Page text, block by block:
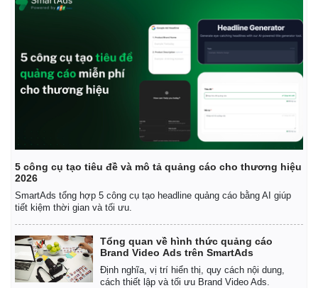
5 công cụ tạo tiêu đề và mô tả quảng cáo cho thương hiệu
2026
SmartAds tổng hợp 5 công cụ tạo headline quảng cáo bằng AI giúp
tiết kiệm thời gian và tối ưu.
Tổng quan về hình thức quảng cáo
Brand Video Ads trên SmartAds
Định nghĩa, vị trí hiển thị, quy cách nội dung,
cách thiết lập và tối ưu Brand Video Ads.